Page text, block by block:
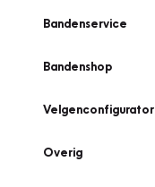
Bandenservice
Bandenshop
Velgenconfigurator
Overig